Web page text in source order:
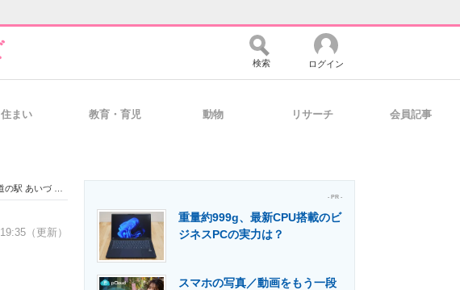
経営リーダーのコミュニティ マーケ×ITの今がよく分かる
検索 ログイン
住まい 教育・育児 動物 リサーチ 会員記事
／Googleクチコミ】
（更新）
- PR -
重量約999g、最新CPU搭載のビ
ジネスPCの実力は？
スマホの写真／動画をもう一段